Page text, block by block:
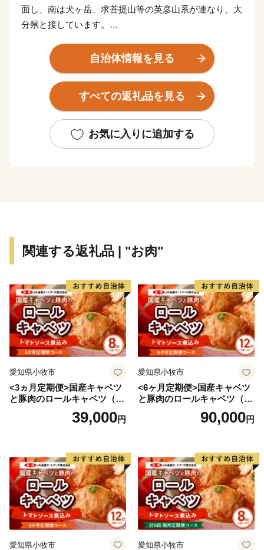
面し、南は犬ヶ岳、求菩提山等の英彦山系が連なり、大
分県と接しています。
豊前平野が扇状に周防灘まで達しており、標高1,000m
超の山から続く多様な自然景観を呈する地形で、山の
幸、海の幸に恵まれた自治体です。
いつも豊前市を応援いただきありがとうございます。
発送停止に伴い、ポータルサイトに掲載の期日よりも、
ご迷惑をおかけいたしますが、何卒ご理解のほどお願い
申し上げます。
■■豊前市ふるさと納税担当窓口■■
TEL：050-8880-5380
受付時間：9:00〜17:00
(土曜日・日曜日・祝日及び年末年始を除く)
自治体情報を見る
すべての返礼品を見る
お気に入りに追加する
関連する返礼品 | "お肉"
愛知県小牧市
<3ヵ月定期便>国産キャベツ
と豚肉のロールキャベツ（4P
39,000円
愛知県小牧市
<6ヶ月定期便>国産キャベツ
と豚肉のロールキャベツ（6P
90,000円
愛知県小牧市 愛知県小牧市